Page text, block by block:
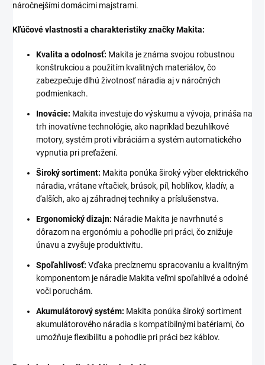
náročnejšími domácimi majstrami.
Kľúčové vlastnosti a charakteristiky značky Makita:
Kvalita a odolnosť: Makita je známa svojou robustnou
konštrukciou a použitím kvalitných materiálov, čo
zabezpečuje dlhú životnosť náradia aj v náročných
podmienkach.
Inovácie: Makita investuje do výskumu a vývoja, prináša na
trh inovatívne technológie, ako napríklad bezuhlíkové
motory, systém proti vibráciám a systém automatického
vypnutia pri preťažení.
Široký sortiment: Makita ponúka široký výber elektrického
náradia, vrátane vŕtačiek, brúsok, píl, hoblíkov, kladív, a
ďalších, ako aj záhradnej techniky a príslušenstva.
Ergonomický dizajn: Náradie Makita je navrhnuté s
dôrazom na ergonómiu a pohodlie pri práci, čo znižuje
únavu a zvyšuje produktivitu.
Spoľahlivosť: Vďaka precíznemu spracovaniu a kvalitným
komponentom je náradie Makita veľmi spoľahlivé a odolné
voči poruchám.
Akumulátorový systém: Makita ponúka široký sortiment
akumulátorového náradia s kompatibilnými batériami, čo
umožňuje flexibilitu a pohodlie pri práci bez káblov.